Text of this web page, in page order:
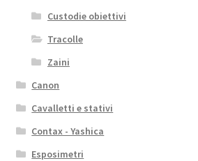
Custodie obiettivi
Tracolle
Zaini
Canon
Cavalletti e stativi
Contax - Yashica
Esposimetri